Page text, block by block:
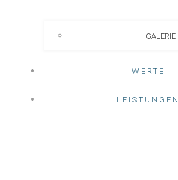
GALERIE
WERTE
LEISTUNGEN